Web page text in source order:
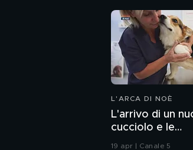
L'ARCA DI NOÈ
L'arrivo di un
cucciolo e le
responsabilità
19 apr | Canale 5